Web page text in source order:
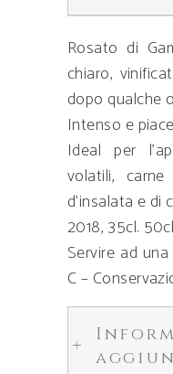
Rosato di
chiaro,
dopo qualche
Intenso e
Ideal per
volatili,
d’insalata e di
2018, 35cl.
Servire ad
C –